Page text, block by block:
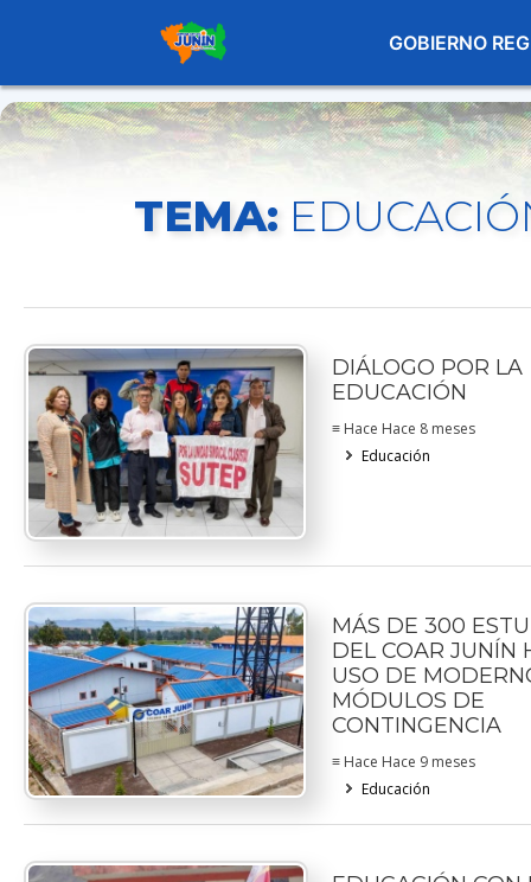
GOBIERNO
TEMA:
DIÁLOGO POR LA
EDUCACIÓN
≡ Hace Hace 8 meses
Educación
MÁS DE 300
DEL COAR JUNÍN
USO DE
MÓDULOS DE
CONTINGENCIA
≡ Hace Hace 9 meses
Educación